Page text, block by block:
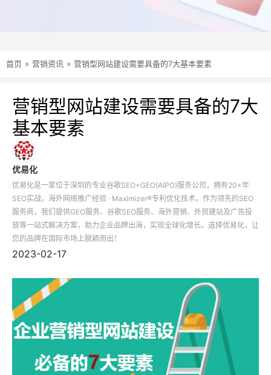
首页 » 营销资讯 » 营销型网站建设需要具备的7大基本要素
营销型网站建设需要具备的7大
基本要素
优易化
优易化是一家位于深圳的专业谷歌SEO+GEO(AIPO)服务公司，拥有20+年
SEO实战，海外网络推广经验 · Maximizer®专利优化技术。作为领先的SEO
服务商，我们提供GEO服务、谷歌SEO服务、海外营销、外贸建站及广告投
放等一站式解决方案，助力企业品牌出海，实现全球化增长。选择优易化，让
您的品牌在国际市场上脱颖而出！
2023-02-17